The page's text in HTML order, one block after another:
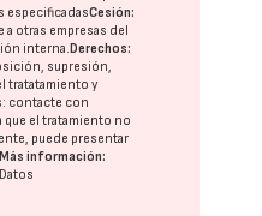
especificadasCesión:
a otras empresas del
interna.Derechos:
supresión,
tratatamiento y
contacte con
que el tratamiento no
puede presentar
Más información: